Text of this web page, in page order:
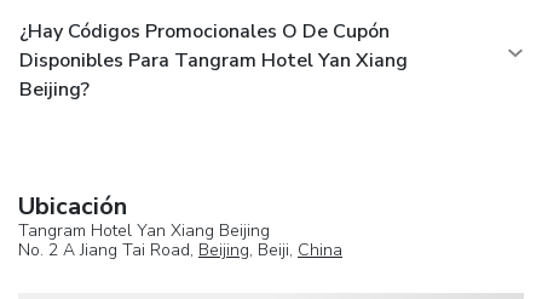
¿Hay Códigos Promocionales O De Cupón
Disponibles Para Tangram Hotel Yan Xiang
Beijing?
Ubicación
Tangram Hotel Yan Xiang Beijing
No. 2 A Jiang Tai Road, Beijing, Beiji, China